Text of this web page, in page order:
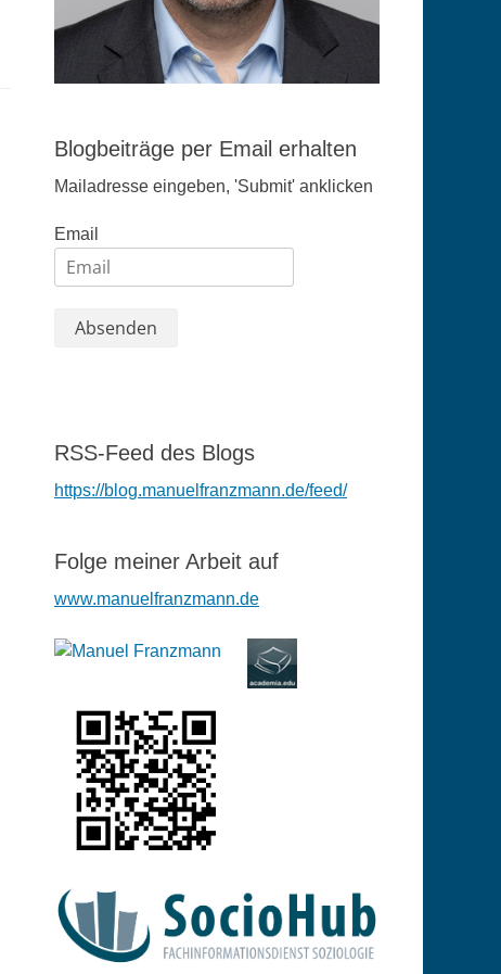
Blogbeiträge per Email erhalten
Mailadresse eingeben, 'Submit' anklicken
Email
RSS-Feed des Blogs
https://blog.manuelfranzmann.de/feed/
Folge meiner Arbeit auf
www.manuelfranzmann.de